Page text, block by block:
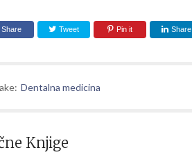
Share Tweet Pin it Share
Dentalna medicina
Knjige